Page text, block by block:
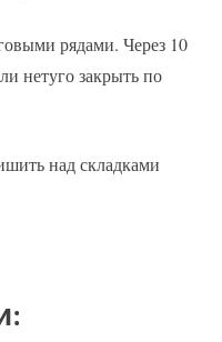
рядами. Через 10
нетуго закрыть по
над складками